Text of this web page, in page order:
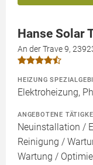
Hanse Solar
An der Trave 9,
HEIZUNG
Elektroheizung,
ANGEBOTENE
Neuinstallation /
Reinigung /
Wartung /